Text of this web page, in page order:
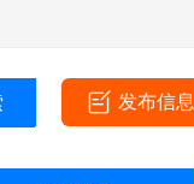
发布信息